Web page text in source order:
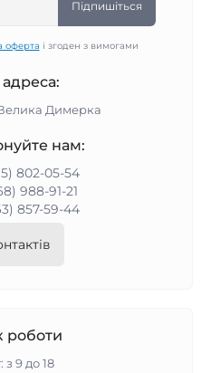
Підпишіться
оферта і згоден з вимогами
Димерка
нам:
802-05-54
988-91-21
857-59-44
роботи
9 до 18